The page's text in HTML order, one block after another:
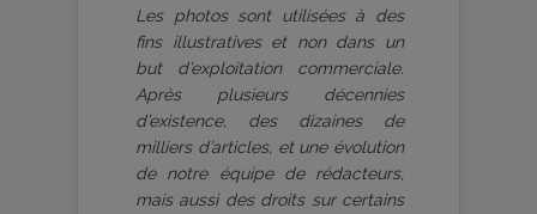
Les photos sont utilisées à des
fins illustratives et non dans un
but d’exploitation commerciale.
Après plusieurs décennies
d’existence, des dizaines de
milliers d’articles, et une évolution
de notre équipe de rédacteurs,
mais aussi des droits sur certains